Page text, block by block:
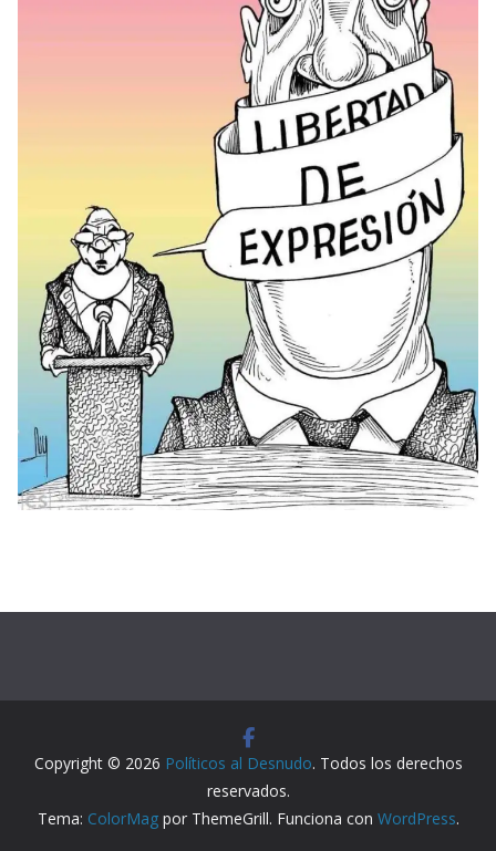
Copyright © 2026 Políticos al Desnudo. Todos los derechos
reservados.
Tema: ColorMagpor ThemeGrill. Funciona con WordPress.